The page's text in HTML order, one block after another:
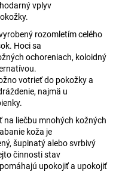
vplyv
rozomletím celého
Hoci sa
ochoreniach, koloidný
votrieť do pokožky a
najmä u
na liečbu mnohých kožných
koža je
šupinatý alebo svrbivý
činnosti stav
upokojiť a upokojiť